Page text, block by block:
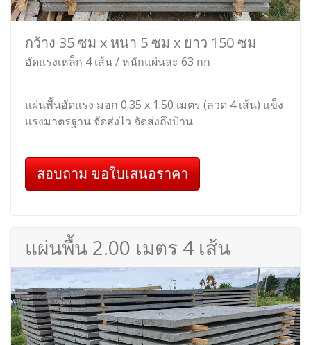
กว้าง 35 ซม x หนา 5 ซม x ยาว 150 ซม
อัดแรงเหล็ก 4 เส้น / หนักแผ่นละ 63 กก
แผ่นพื้นอัดแรง มอก 0.35 x 1.50 เมตร (ลวด 4 เส้น) แข็ง
แรงมาตรฐาน จัดส่งไว จัดส่งถึงบ้าน
สอบถาม ขอใบเสนอราคา
แผ่นพื้น 2.00 เมตร 4 เส้น